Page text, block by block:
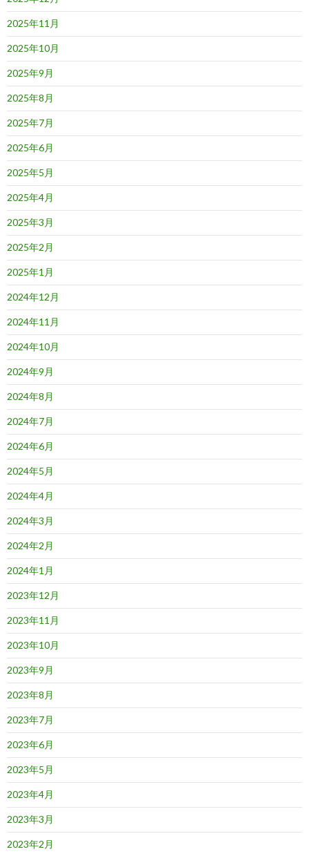
2025年11月
2025年10月
2025年9月
2025年8月
2025年7月
2025年6月
2025年5月
2025年4月
2025年3月
2025年2月
2025年1月
2024年12月
2024年11月
2024年10月
2024年9月
2024年8月
2024年7月
2024年6月
2024年5月
2024年4月
2024年3月
2024年2月
2024年1月
2023年12月
2023年11月
2023年10月
2023年9月
2023年8月
2023年7月
2023年6月
2023年5月
2023年4月
2023年3月
2023年2月